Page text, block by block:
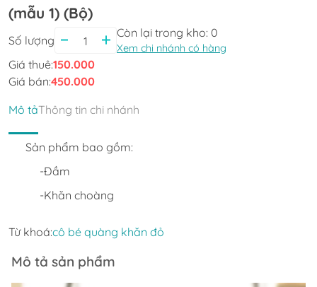
(mẫu 1) (Bộ)
Số lượng
Còn lại trong kho: 0
Xem chi nhánh có hàng
Giá thuê:150.000
Giá bán:450.000
Mô tảThông tin chi nhánh
Sản phẩm bao gồm:
-Đầm
-Khăn choàng
Từ khoá:cô bé quàng khăn đỏ
Mô tả sản phẩm